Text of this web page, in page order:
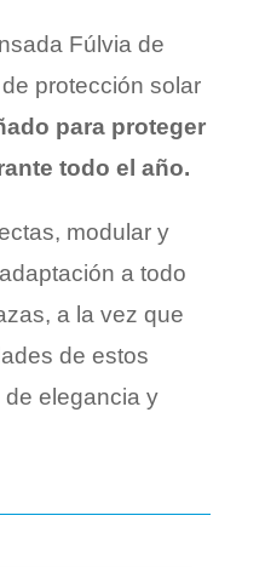
Fúlvia de
protección solar
para proteger
todo el año.
modular y
a todo
a la vez que
de estos
elegancia y